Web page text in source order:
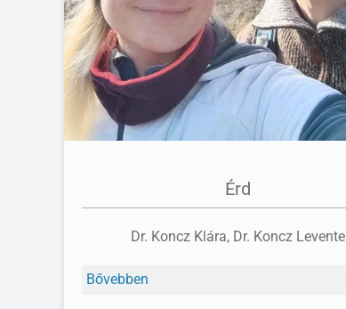
Érd
Dr. Koncz Klára, Dr. Koncz Levente
Bővebben